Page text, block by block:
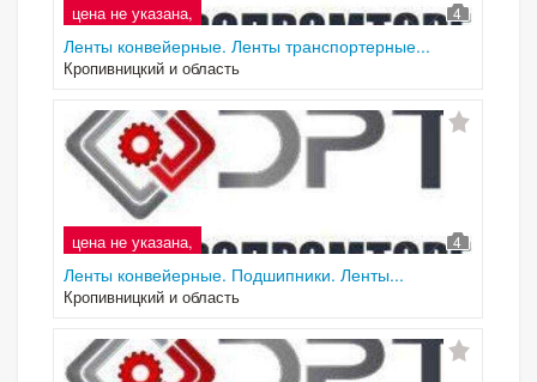
цена не указана, 4
Ленты конвейерные. Ленты транспортерные...
Кропивницкий и область
цена не указана, 4
Ленты конвейерные. Подшипники. Ленты...
Кропивницкий и область